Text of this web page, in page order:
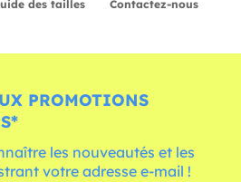
des tailles Contactez-nous
PROMOTIONS
les nouveautés et les
votre adresse e-mail !